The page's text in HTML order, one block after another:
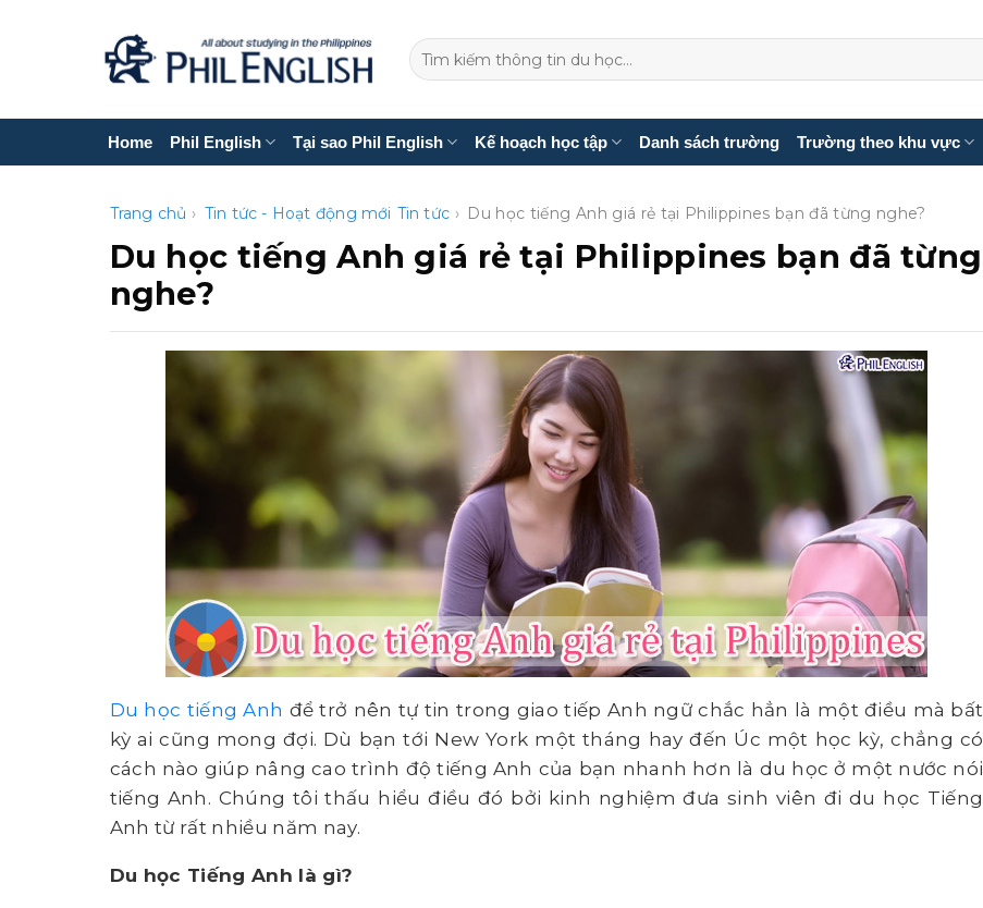
Home Phil English Tại sao Phil English Kế hoạch học tập Danh sách trường Trường theo khu vực
Trang chủ › Tin tức - Hoạt động mới Tin tức › Du học tiếng Anh giá rẻ tại Philippines bạn đã từng nghe?
Du học tiếng Anh giá rẻ tại Philippines bạn đã từng
nghe?
Du học tiếng Anh để trở nên tự tin trong giao tiếp Anh ngữ chắc hẳn là một điều mà bất
kỳ ai cũng mong đợi. Dù bạn tới New York một tháng hay đến Úc một học kỳ, chẳng có
cách nào giúp nâng cao trình độ tiếng Anh của bạn nhanh hơn là du học ở một nước nói
tiếng Anh. Chúng tôi thấu hiểu điều đó bởi kinh nghiệm đưa sinh viên đi du học Tiếng
Anh từ rất nhiều năm nay.
Du học Tiếng Anh là gì?